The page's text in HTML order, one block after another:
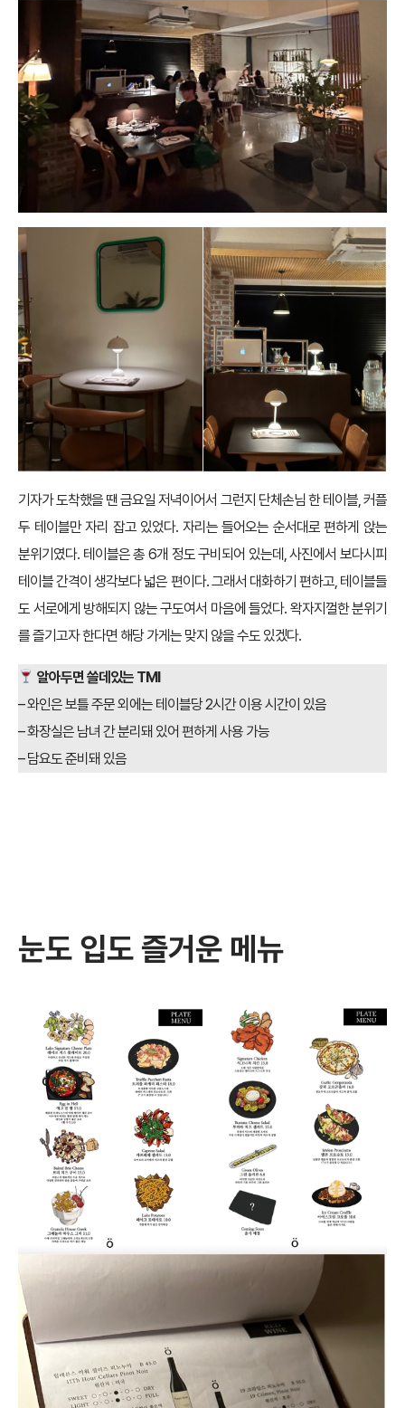
기자가 도착했을 땐 금요일 저녁이어서 그런지 단체손님 한 테이블, 커플
두 테이블만 자리 잡고 있었다. 자리는 들어오는 순서대로 편하게 앉는
분위기였다. 테이블은 총 6개 정도 구비되어 있는데, 사진에서 보다시피
테이블 간격이 생각보다 넓은 편이다. 그래서 대화하기 편하고, 테이블들
도 서로에게 방해되지 않는 구도여서 마음에 들었다. 왁자지껄한 분위기
를 즐기고자 한다면 해당 가게는 맞지 않을 수도 있겠다.
알아두면 쓸데있는 TMI
– 와인은 보틀 주문 외에는 테이블당 2시간 이용 시간이 있음
– 화장실은 남녀 간 분리돼 있어 편하게 사용 가능
– 담요도 준비돼 있음
눈도 입도 즐거운 메뉴